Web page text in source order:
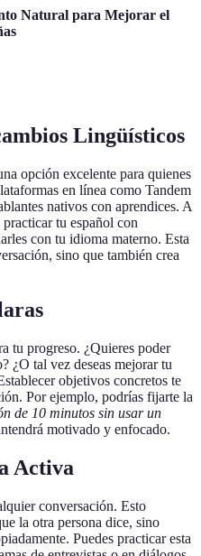
Natural para Mejorar el
Lingüísticos
opción excelente para quienes
en línea como Tandem
nativos con aprendices. A
tu español con
con tu idioma materno. Esta
sino que también crea
tu progreso. ¿Quieres poder
¿O tal vez deseas mejorar tu
objetivos concretos te
Por ejemplo, podrías fijarte la
de 10 minutos sin usar un
motivado y enfocado.
Activa
conversación. Esto
la otra persona dice, sino
Puedes practicar esta